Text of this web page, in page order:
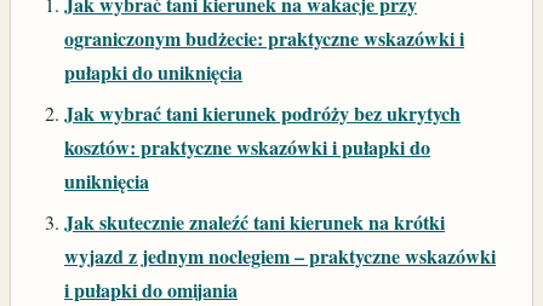
ograniczonym budżecie: praktyczne wskazówki i
pułapki do uniknięcia
Jak wybrać tani kierunek podróży bez ukrytych
kosztów: praktyczne wskazówki i pułapki do
uniknięcia
Jak skutecznie znaleźć tani kierunek na krótki
wyjazd z jednym noclegiem – praktyczne wskazówki
i pułapki do omijania